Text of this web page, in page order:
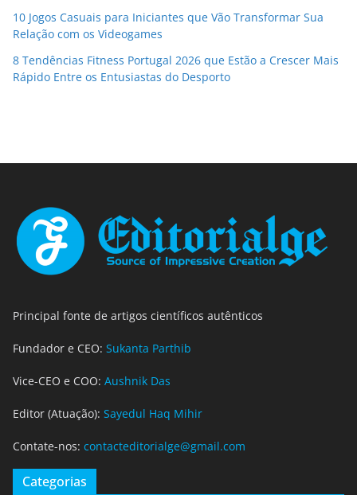
10 Jogos Casuais para Iniciantes que Vão Transformar Sua
Relação com os Videogames
8 Tendências Fitness Portugal 2026 que Estão a Crescer Mais
Rápido Entre os Entusiastas do Desporto
Principal fonte de artigos científicos autênticos
Fundador e CEO: Sukanta Parthib
Vice-CEO e COO: Aushnik Das
Editor (Atuação): Sayedul Haq Mihir
Contate-nos: contacteditorialge@gmail.com
Categorias